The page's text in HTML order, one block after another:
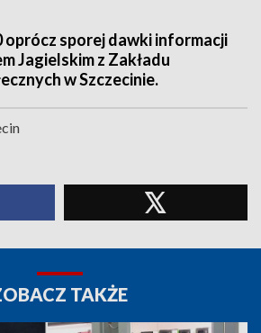
oprócz sporej dawki informacji
Jagielskim z Zakładu
w Szczecinie.
TAKŻE